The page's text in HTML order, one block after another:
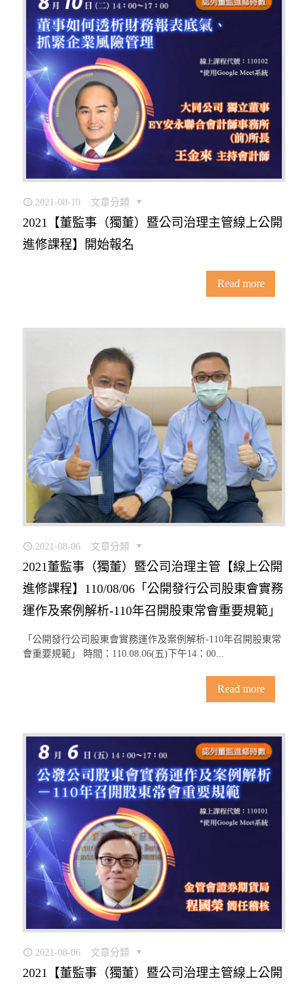
2021-08-10 文章分類
2021【董監事（獨董）暨公司治理主管線上公開
進修課程】開始報名
Read more
2021-08-06 文章分類
2021董監事（獨董）暨公司治理主管【線上公開
進修課程】110/08/06「公開發行公司股東會實務
運作及案例解析-110年召開股東常會重要規範」
「公開發行公司股東會實務運作及案例解析-110年召開股東常
會重要規範」 時間：110.08.06(五)下午14：00...
Read more
2021-08-06 文章分類
2021【董監事（獨董）暨公司治理主管線上公開